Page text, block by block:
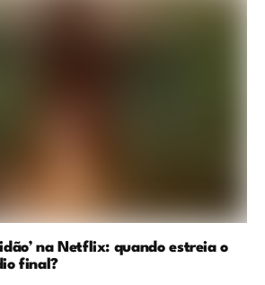
na Netflix: quando estreia o
final?